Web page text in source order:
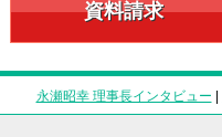
資料請求
永瀬昭幸 理事長インタビュー |